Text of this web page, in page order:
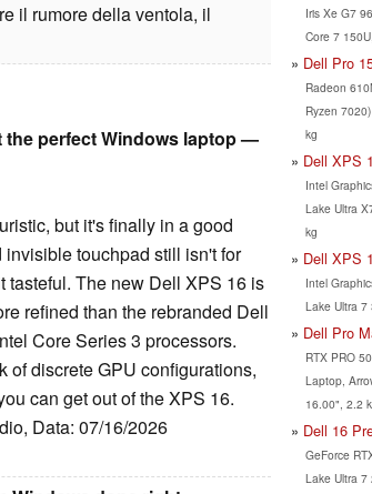
il rumore della ventola, il
the perfect Windows laptop —
but it's finally in a good
touchpad still isn't for
tasteful. The new Dell XPS 16 is
refined than the rebranded Dell
Core Series 3 processors.
of discrete GPU configurations,
can get out of the XPS 16.
Data: 07/16/2026
Iris Xe G7
Core 7
Dell Pro
Radeon
Ryzen
kg
Dell XPS
Intel
Lake Ultra
kg
Dell XPS
Intel
Lake Ultra
Dell Pro
RTX PRO
Laptop,
16.00", 2.2
Dell 16
GeForce
Lake Ultra